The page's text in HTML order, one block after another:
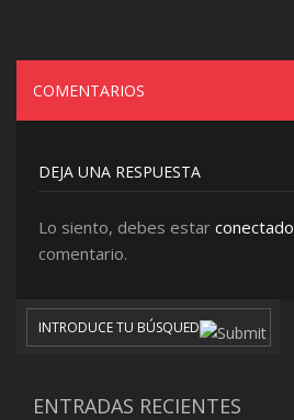
COMENTARIOS
DEJA UNA RESPUESTA
Lo siento, debes estar conectado
comentario.
ENTRADAS RECIENTES